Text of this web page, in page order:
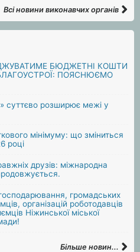
Всі новини виконавчих органів
БЮДЖЕТНІ КОШТИ
ПОЯСНЮЄМО
суттєво розширює межі у
мінімуму: що зміниться
році
друзів: міжнародна
громадських
організацій роботодавців
Ніжинської міської
Більше новин...